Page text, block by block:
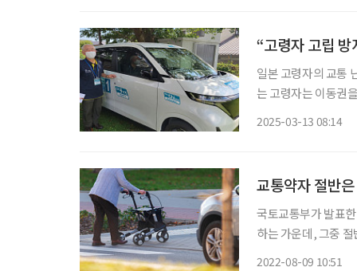
“고령자 고립
일본 고령자의 교통
는 고령자는 이동권
2025-03-13 08:14
교통약자 절반
국토교통부가 발표
하는 가운데, 그중 절반 이상이
2022-08-09 10:51